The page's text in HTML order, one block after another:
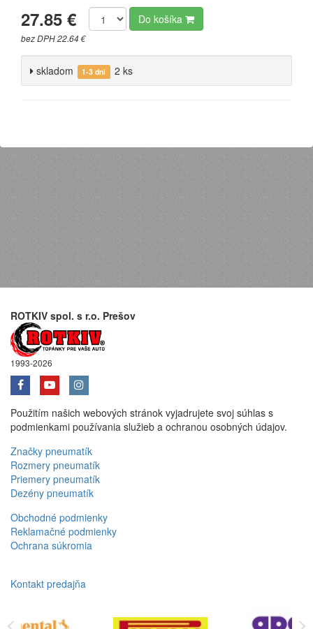
27.85 €
bez DPH 22.64 €
Do košíka
skladom 1-3 dni 2 ks
ROTKIV spol. s r.o. Prešov
1993-2026
Použitím našich webových stránok vyjadrujete svoj súhlas s
podmienkami používania služieb a ochranou osobných údajov.
Značky pneumatík
Rozmery pneumatík
Priemery pneumatík
Dezény pneumatík
Obchodné podmienky
Reklamačné podmienky
Ochrana súkromia
Kontakt predajňa